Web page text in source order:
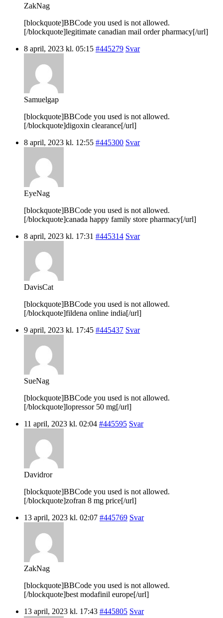
ZakNag
[blockquote]BBCode you used is not allowed.
[/blockquote]legitimate canadian mail order pharmacy[/url]
8 april, 2023 kl. 05:15 #445279 Svar
Samuelgap
[blockquote]BBCode you used is not allowed.
[/blockquote]digoxin clearance[/url]
8 april, 2023 kl. 12:55 #445300 Svar
EyeNag
[blockquote]BBCode you used is not allowed.
[/blockquote]canada happy family store pharmacy[/url]
8 april, 2023 kl. 17:31 #445314 Svar
DavisCat
[blockquote]BBCode you used is not allowed.
[/blockquote]fildena online india[/url]
9 april, 2023 kl. 17:45 #445437 Svar
SueNag
[blockquote]BBCode you used is not allowed.
[/blockquote]lopressor 50 mg[/url]
11 april, 2023 kl. 02:04 #445595 Svar
Davidror
[blockquote]BBCode you used is not allowed.
[/blockquote]zofran 8 mg price[/url]
13 april, 2023 kl. 02:07 #445769 Svar
ZakNag
[blockquote]BBCode you used is not allowed.
[/blockquote]best modafinil europe[/url]
13 april, 2023 kl. 17:43 #445805 Svar